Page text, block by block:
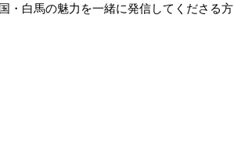
・白馬の魅力を一緒に発信してくださる方